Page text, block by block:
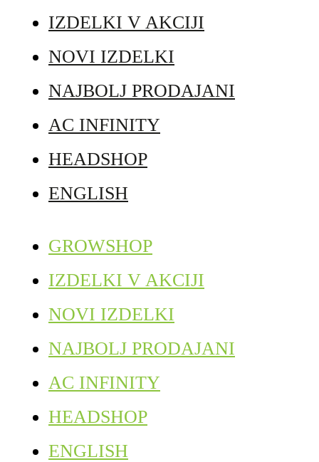
IZDELKI V AKCIJI
NOVI IZDELKI
NAJBOLJ PRODAJANI
AC INFINITY
HEADSHOP
ENGLISH
GROWSHOP
IZDELKI V AKCIJI
NOVI IZDELKI
NAJBOLJ PRODAJANI
AC INFINITY
HEADSHOP
ENGLISH